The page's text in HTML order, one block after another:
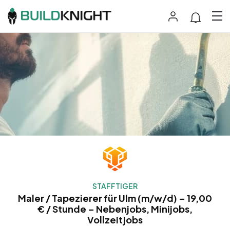
STAFFTIGER
Maler / Tapezierer für Ulm (m/w/d) – 19,00
€ / Stunde – Nebenjobs, Minijobs,
Vollzeitjobs